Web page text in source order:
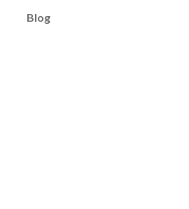
Blog